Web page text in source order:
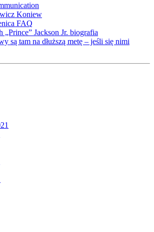
Koniew
FAQ
„Prince” Jackson Jr. biografia
są tam na dłuższą metę – jeśli się nimi